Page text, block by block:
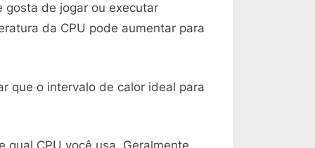
gosta de jogar ou executar
da CPU pode aumentar para
que o intervalo de calor ideal para